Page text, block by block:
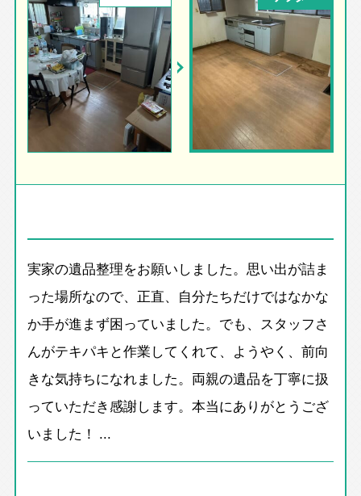
実家の遺品整理をお願いしました。思い出が詰ま
った場所なので、正直、自分たちだけではなかな
か手が進まず困っていました。でも、スタッフさ
んがテキパキと作業してくれて、ようやく、前向
きな気持ちになれました。両親の遺品を丁寧に扱
っていただき感謝します。本当にありがとうござ
いました！ ...